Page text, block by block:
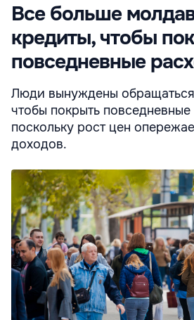
Все больше
кредиты, чтобы
повседневные
Люди вынуждены
чтобы покрыть
поскольку рост цен
доходов.